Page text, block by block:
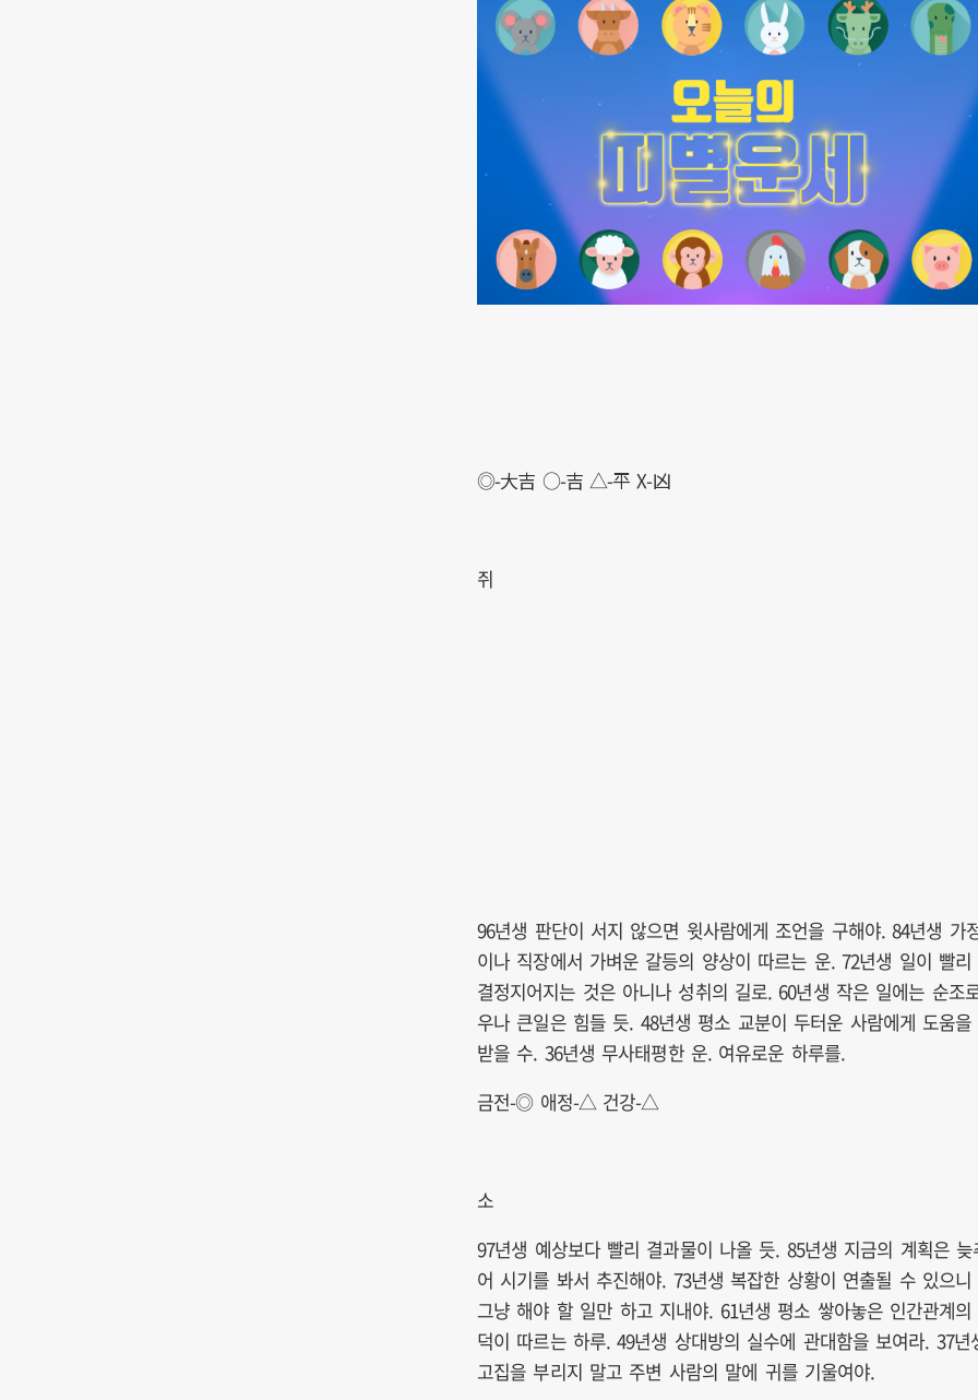
◎-大吉 ○-吉 △-平 X-凶
쥐
96년생 판단이 서지 않으면 윗사람에게 조언을 구해야. 84년생 가
이나 직장에서 가벼운 갈등의 양상이 따르는 운. 72년생 일이 빨리
결정지어지는 것은 아니나 성취의 길로. 60년생 작은 일에는 순조
우나 큰일은 힘들 듯. 48년생 평소 교분이 두터운 사람에게 도움을
받을 수. 36년생 무사태평한 운. 여유로운 하루를.
금전-◎ 애정-△ 건강-△
소
97년생 예상보다 빨리 결과물이 나올 듯. 85년생 지금의 계획은 늦
어 시기를 봐서 추진해야. 73년생 복잡한 상황이 연출될 수 있으니
그냥 해야 할 일만 하고 지내야. 61년생 평소 쌓아놓은 인간관계의
덕이 따르는 하루. 49년생 상대방의 실수에 관대함을 보여라. 37년
고집을 부리지 말고 주변 사람의 말에 귀를 기울여야.